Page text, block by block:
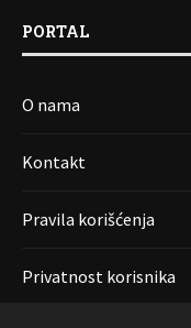
PORTAL
O nama
Kontakt
Pravila korišćenja
Privatnost korisnika